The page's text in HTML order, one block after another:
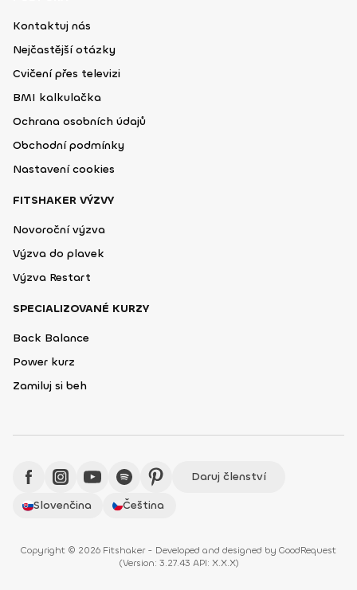
Kontaktuj nás
Nejčastější otázky
Cvičení přes televizi
BMI kalkulačka
Ochrana osobních údajů
Obchodní podmínky
Nastavení cookies
FITSHAKER VÝZVY
Novoroční výzva
Výzva do plavek
Výzva Restart
SPECIALIZOVANÉ KURZY
Back Balance
Power kurz
Zamiluj si beh
Daruj členství
Slovenčina
Čeština
Copyright © 2026 Fitshaker - Developed and designed by GoodRequest
(Version: 3.27.43 API: X.X.X)